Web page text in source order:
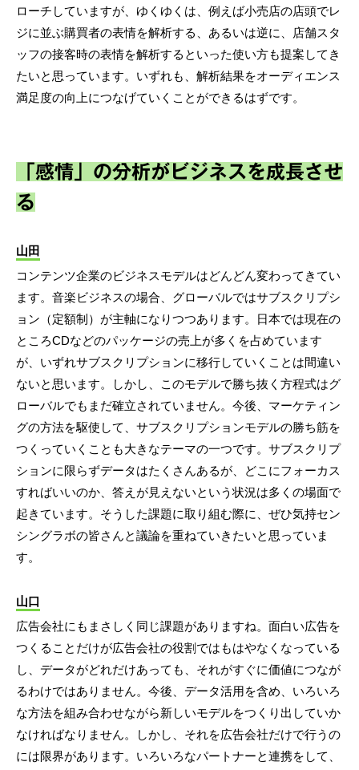
ローチしていますが、ゆくゆくは、例えば小売店の店頭でレ
ジに並ぶ購買者の表情を解析する、あるいは逆に、店舗スタ
ッフの接客時の表情を解析するといった使い方も提案してき
たいと思っています。いずれも、解析結果をオーディエンス
満足度の向上につなげていくことができるはずです。
「感情」の分析がビジネスを成長させ
る
山田
コンテンツ企業のビジネスモデルはどんどん変わってきてい
ます。音楽ビジネスの場合、グローバルではサブスクリプシ
ョン（定額制）が主軸になりつつあります。日本では現在の
ところCDなどのパッケージの売上が多くを占めています
が、いずれサブスクリプションに移行していくことは間違い
ないと思います。しかし、このモデルで勝ち抜く方程式はグ
ローバルでもまだ確立されていません。今後、マーケティン
グの方法を駆使して、サブスクリプションモデルの勝ち筋を
つくっていくことも大きなテーマの一つです。サブスクリプ
ションに限らずデータはたくさんあるが、どこにフォーカス
すればいいのか、答えが見えないという状況は多くの場面で
起きています。そうした課題に取り組む際に、ぜひ気持セン
シングラボの皆さんと議論を重ねていきたいと思っていま
す。
山口
広告会社にもまさしく同じ課題がありますね。面白い広告を
つくることだけが広告会社の役割ではもはやなくなっている
し、データがどれだけあっても、それがすぐに価値につなが
るわけではありません。今後、データ活用を含め、いろいろ
な方法を組み合わせながら新しいモデルをつくり出していか
なければなりません。しかし、それを広告会社だけで行うの
には限界があります。いろいろなパートナーと連携をして、